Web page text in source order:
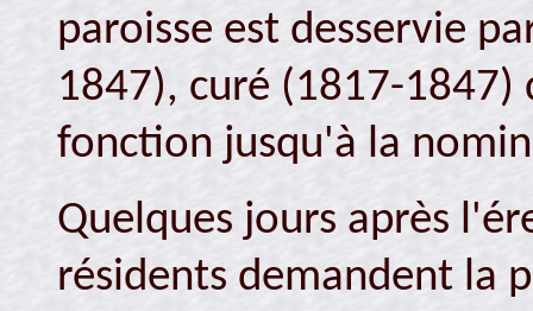
paroisse est desservie
1847), curé (1817-1847)
fonction jusqu'à la
Quelques jours après
résidents demandent la